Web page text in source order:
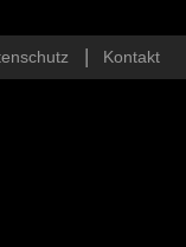
Kontakt